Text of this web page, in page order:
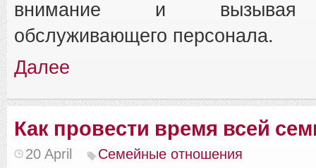
внимание и вызывая
обслуживающего персонала.
Далее
Как провести время всей
20 April Семейные отношения